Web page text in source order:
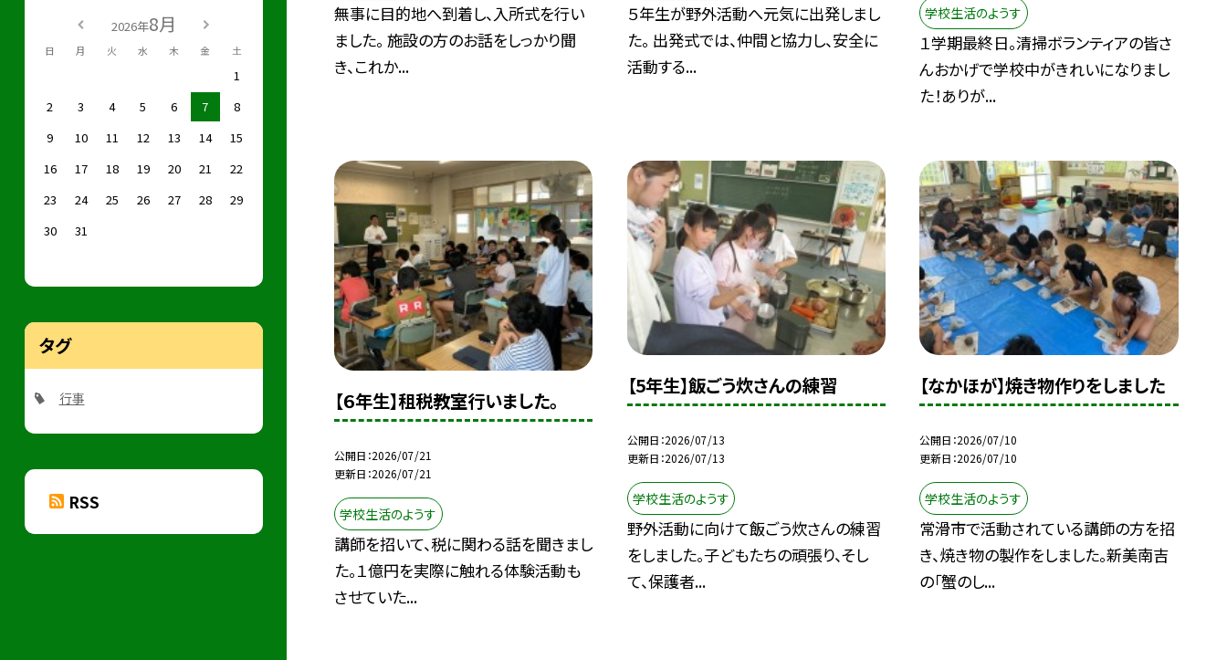
無事に目的地へ到着し、入所式を行い
ました。 施設の方のお話をしっかり聞
き、これか...
５年生が野外活動へ元気に出発しまし
た。 出発式では、仲間と協力し、安全に
活動する...
学校生活のようす
１学期最終日。清掃ボランティアの皆さ
んおかげで学校中がきれいになりまし
た！ありが...
【６年生】租税教室行いました。
公開日 2026/07/21
更新日 2026/07/21
学校生活のようす
講師を招いて、税に関わる話を聞きまし
た。１億円を実際に触れる体験活動も
させていた...
【5年生】飯ごう炊さんの練習
公開日 2026/07/13
更新日 2026/07/13
学校生活のようす
野外活動に向けて飯ごう炊さんの練習
をしました。子どもたちの頑張り、そし
て、保護者...
【なかほが】焼き物作りをしました
公開日 2026/07/10
更新日 2026/07/10
学校生活のようす
常滑市で活動されている講師の方を招
き、焼き物の製作をしました。新美南吉
の「蟹のし...
2026年8月
日 月 火 水 木 金 土
1
2
3 4 5 6 7
8
9
10 11 12 13 14
15
16
17 18 19 20 21
22
23
24 25 26 27 28
29
30
31
タグ
行事
RSS